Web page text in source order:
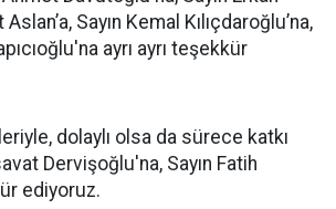
Sayın Kemal Kılıçdaroğlu’na,
ayrı ayrı teşekkür
dolaylı olsa da sürece katkı
Dervişoğlu'na, Sayın Fatih
ediyoruz.